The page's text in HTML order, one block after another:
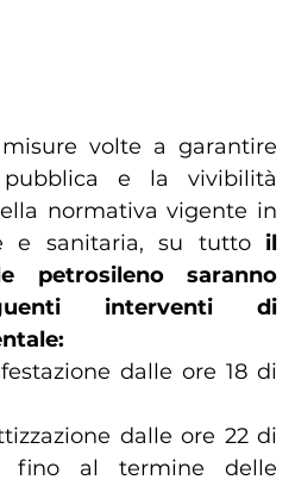
volte a garantire
e la vivibilità
normativa vigente in
e sanitaria, su tuttoil
petrosileno saranno
interventi di
dalle ore 18 di
dalle ore 22 di
fino al termine delle